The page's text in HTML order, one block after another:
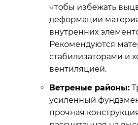
чтобы избежать
деформации
внутренних
Рекомендуются
стабилизаторами и
вентиляцией.
Ветреные районы:
усиленный
прочная